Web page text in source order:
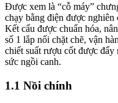
Được xem là “cỗ máy”
chạy bằng điện được nghiên
Kết cấu được chuẩn hóa,
số 1 lắp nối chặt chẽ, vận
chiết suất rượu cốt được
sức ngồi canh.
1.1 Nồi chính